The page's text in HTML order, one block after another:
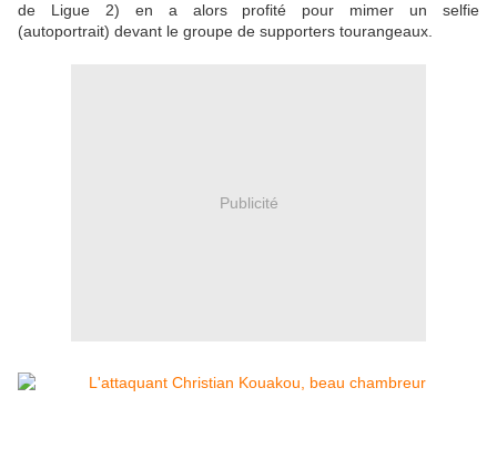
de Ligue 2) en a alors profité pour mimer un selfie
(autoportrait) devant le groupe de supporters tourangeaux.
Publicité